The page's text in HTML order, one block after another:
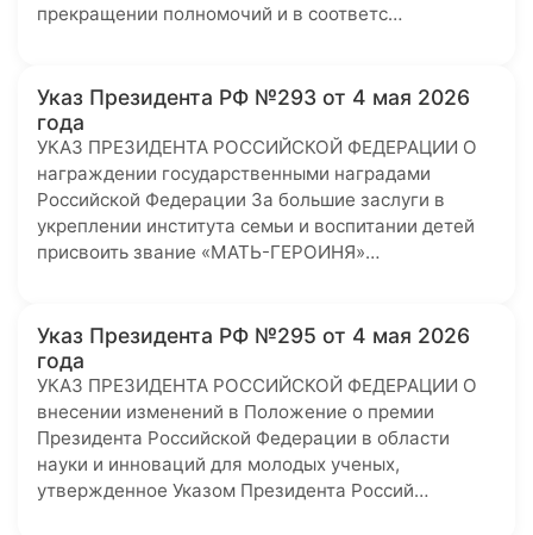
прекращении полномочий и в соответс…
Указ Президента РФ №293 от 4 мая 2026
года
УКАЗ ПРЕЗИДЕНТА РОССИЙСКОЙ ФЕДЕРАЦИИ О
награждении государственными наградами
Российской Федерации За большие заслуги в
укреплении института семьи и воспитании детей
присвоить звание «МАТЬ-ГЕРОИНЯ»…
Указ Президента РФ №295 от 4 мая 2026
года
УКАЗ ПРЕЗИДЕНТА РОССИЙСКОЙ ФЕДЕРАЦИИ О
внесении изменений в Положение о премии
Президента Российской Федерации в области
науки и инноваций для молодых ученых,
утвержденное Указом Президента Россий…